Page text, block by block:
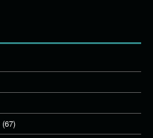
(67)